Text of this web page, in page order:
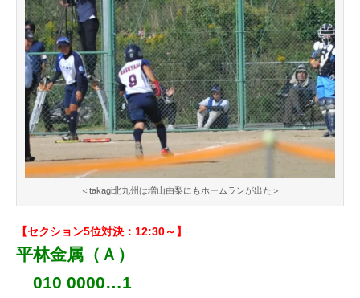
＜takagi北九州は増山由梨にもホームランが出た＞
【セクション5位対決：12:30～】
平林金属（Ａ）
010 0000…1